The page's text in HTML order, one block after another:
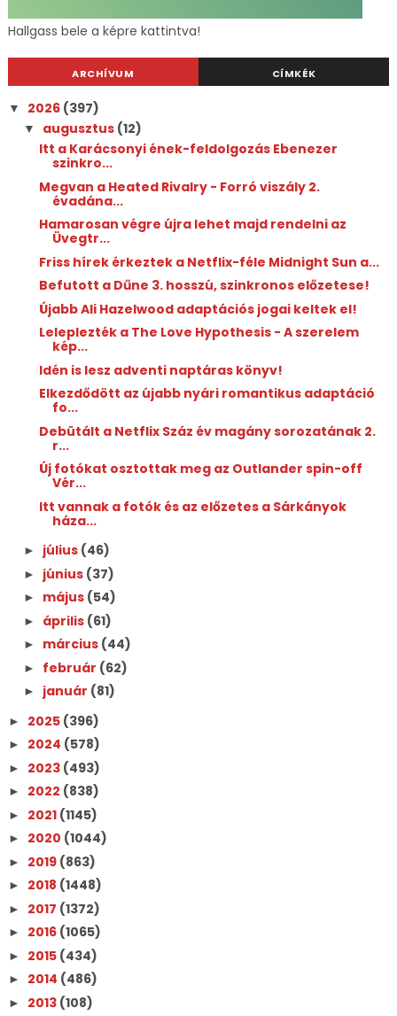
Hallgass bele a képre kattintva!
ARCHÍVUM CÍMKÉK
▼ 2026 (397)
▼ augusztus (12)
Itt a Karácsonyi ének-feldolgozás Ebenezer
szinkro...
Megvan a Heated Rivalry - Forró viszály 2.
évadána...
Hamarosan végre újra lehet majd rendelni az
Üvegtr...
Friss hírek érkeztek a Netflix-féle Midnight Sun a...
Befutott a Dűne 3. hosszú, szinkronos előzetese!
Újabb Ali Hazelwood adaptációs jogai keltek el!
Leleplezték a The Love Hypothesis - A szerelem
kép...
Idén is lesz adventi naptáras könyv!
Elkezdődött az újabb nyári romantikus adaptáció
fo...
Debütált a Netflix Száz év magány sorozatának 2.
r...
Új fotókat osztottak meg az Outlander spin-off
Vér...
Itt vannak a fotók és az előzetes a Sárkányok
háza...
► július (46)
► június (37)
► május (54)
► április (61)
► március (44)
► február (62)
► január (81)
► 2025 (396)
► 2024 (578)
► 2023 (493)
► 2022 (838)
► 2021 (1145)
► 2020 (1044)
► 2019 (863)
► 2018 (1448)
► 2017 (1372)
► 2016 (1065)
► 2015 (434)
► 2014 (486)
► 2013 (108)